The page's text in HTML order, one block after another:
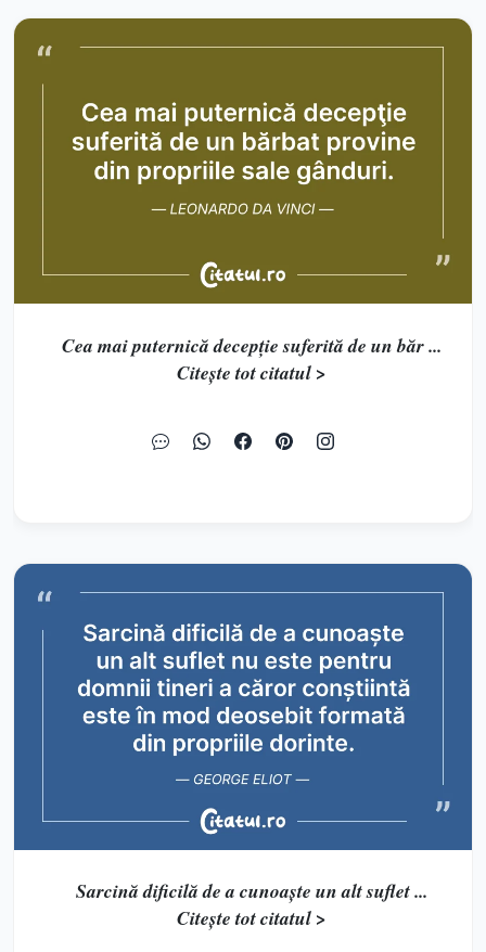
Cea mai puternică decepţie suferită de un băr ...
Citește tot citatul >
Sarcină dificilă de a cunoaște un alt suflet ...
Citește tot citatul >